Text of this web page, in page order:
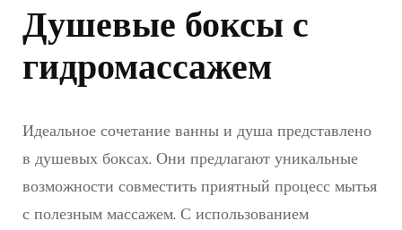
Душевые боксы с
гидромассажем
Идеальное сочетание ванны и душа представлено
в душевых боксах. Они предлагают уникальные
возможности совместить приятный процесс мытья
с полезным массажем. С использованием